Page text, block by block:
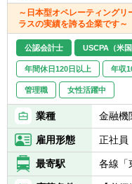
～日本型オペレーティング
ラスの実績を誇る企業です～
公認会計士 USCPA（米
年間休日120日以上 年収
管理職 女性活躍中
業種 金融機
雇用形態 正社員
最寄駅 各線「